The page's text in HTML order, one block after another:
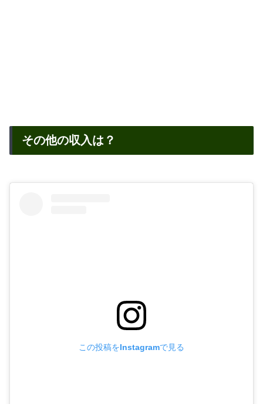
その他の収入は？
この投稿をInstagramで見る